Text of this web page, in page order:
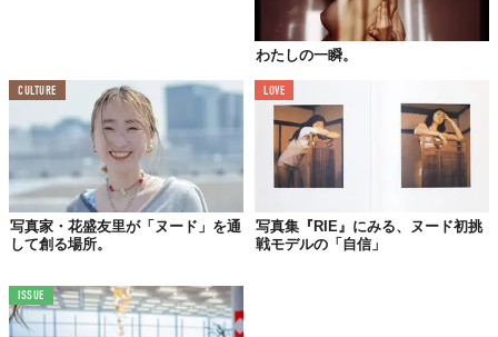
わたしの一瞬。
CULTURE
写真家・花盛友里が「ヌード」を通
して創る場所。
LOVE
写真集『RIE』にみる、ヌード初挑
戦モデルの「自信」
ISSUE